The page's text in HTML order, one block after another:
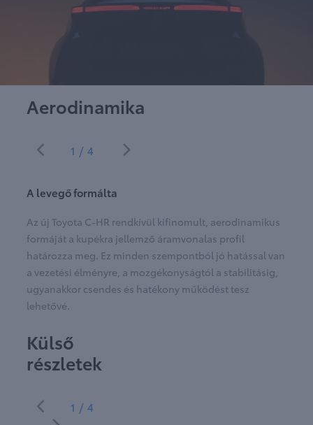
Aerodinamika
1/4
A levegő formálta
Az új Toyota C-HR rendkívül kifinomult, aerodinamikus
formáját a kupékra jellemző áramvonalas profil
határozza meg. Ez minden szempontból jó hatással van
a vezetési élményre, a mozgékonyságtól a stabilitásig,
ugyanakkor csendes és hatékony működést tesz
lehetővé.
Külső
részletek
1/4